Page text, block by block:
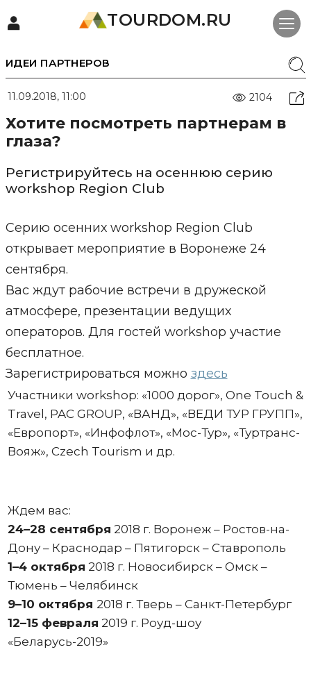
TOURDOM.RU
ИДЕИ ПАРТНЕРОВ
11.09.2018, 11:00 2104
Хотите посмотреть партнерам в
глаза?
Регистрируйтесь на осеннюю серию
workshop Region Club
Серию осенних workshop Region Club
открывает мероприятие в Воронеже 24
сентября.
Вас ждут рабочие встречи в дружеской
атмосфере, презентации ведущих
операторов. Для гостей workshop участие
бесплатное.
Зарегистрироваться можно здесь
Участники workshop: «1000 дорог», One Touch &
Travel, PAC GROUP, «ВАНД», «ВЕДИ ТУР ГРУПП»,
«Европорт», «Инфофлот», «Мос-Тур», «Туртранс-
Вояж», Czech Tourism и др.
Ждем вас:
24–28 сентября 2018 г. Воронеж – Ростов-на-
Дону – Краснодар – Пятигорск – Ставрополь
1–4 октября 2018 г. Новосибирск – Омск –
Тюмень – Челябинск
9–10 октября 2018 г. Тверь – Санкт-Петербург
12–15 февраля 2019 г. Роуд-шоу
«Беларусь-2019»